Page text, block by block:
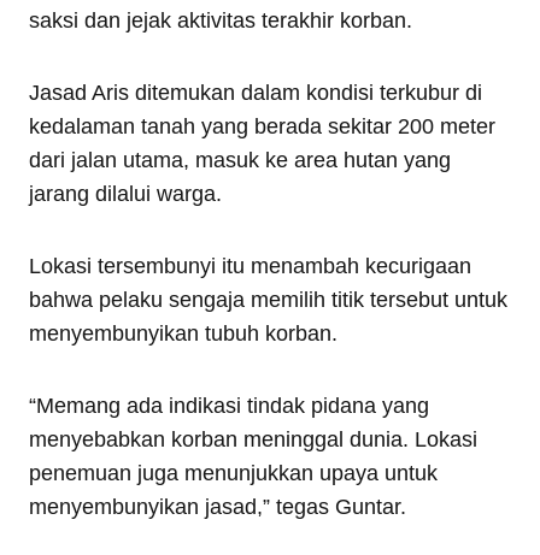
saksi dan jejak aktivitas terakhir korban.
Jasad Aris ditemukan dalam kondisi terkubur di
kedalaman tanah yang berada sekitar 200 meter
dari jalan utama, masuk ke area hutan yang
jarang dilalui warga.
Lokasi tersembunyi itu menambah kecurigaan
bahwa pelaku sengaja memilih titik tersebut untuk
menyembunyikan tubuh korban.
“Memang ada indikasi tindak pidana yang
menyebabkan korban meninggal dunia. Lokasi
penemuan juga menunjukkan upaya untuk
menyembunyikan jasad,” tegas Guntar.